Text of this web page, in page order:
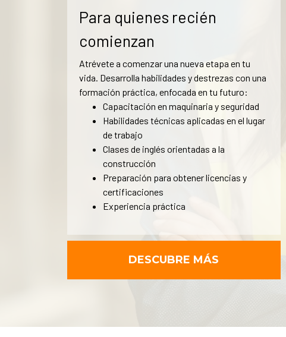
Para quienes recién
comienzan
Atrévete a comenzar una nueva etapa en tu
vida. Desarrolla habilidades y destrezas con una
formación práctica, enfocada en tu futuro:
Capacitación en maquinaria y seguridad
Habilidades técnicas aplicadas en el lugar
de trabajo
Clases de inglés orientadas a la
construcción
Preparación para obtener licencias y
certificaciones
Experiencia práctica
DESCUBRE MÁS